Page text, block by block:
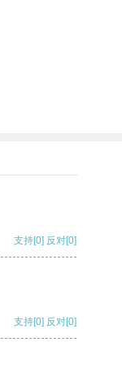
支持[0] 反对[0]
支持[0] 反对[0]